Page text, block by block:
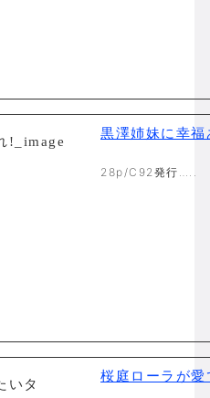
黒澤姉妹に幸福
28p/C92発行…..
桜庭ローラが